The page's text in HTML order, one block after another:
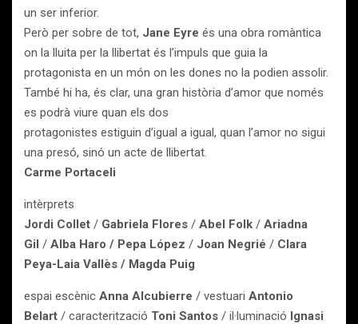
un ser inferior.
Però per sobre de tot, Jane Eyre és una obra romàntica
on la lluita per la llibertat és l’impuls que guia la
protagonista en un món on les dones no la podien assolir.
També hi ha, és clar, una gran història d’amor que només
es podrà viure quan els dos
protagonistes estiguin d’igual a igual, quan l’amor no sigui
una presó, sinó un acte de llibertat.
Carme Portaceli
intèrprets
Jordi Collet / Gabriela Flores / Abel Folk / Ariadna
Gil / Alba Haro / Pepa López / Joan Negrié / Clara
Peya-Laia Vallès / Magda Puig
espai escènic Anna Alcubierre / vestuari Antonio
Belart / caracterització Toni Santos / il·luminació Ignasi